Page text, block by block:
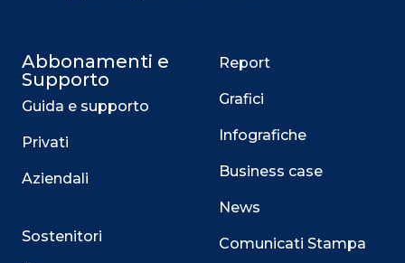
Abbonamenti e
Supporto
Guida e supporto
Privati
Aziendali
Sostenitori
Report
Grafici
Infografiche
Business case
News
Comunicati Stampa